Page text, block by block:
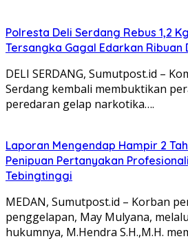
Polresta Deli Serdang Rebus 1,2
Tersangka Gagal Edarkan Ribuan
DELI SERDANG, Sumutpost.id –
Serdang kembali membuktikan
peredaran gelap narkotika….
Laporan Mengendap Hampir 2
Penipuan Pertanyakan
Tebingtinggi
MEDAN, Sumutpost.id – Korban
penggelapan, May Mulyana,
hukumnya, M.Hendra S.H.,M.H.